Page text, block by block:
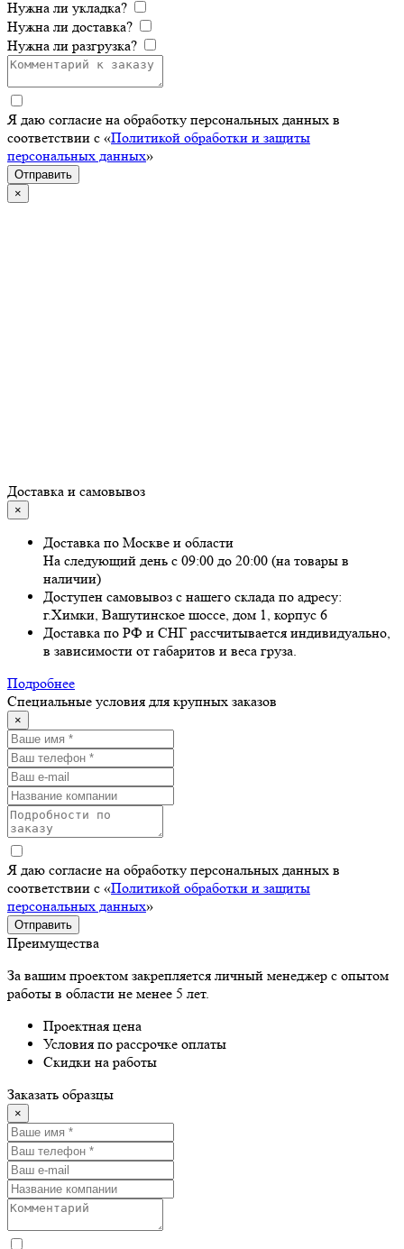
Нужна ли укладка?
Нужна ли доставка?
Нужна ли разгрузка?
Я даю согласие на обработку персональных данных в
соответствии с «Политикой обработки и защиты
персональных данных»
Отправить
×
Доставка и самовывоз
×
Доставка по Москве и области
На следующий день с 09:00 до 20:00 (на товары в
наличии)
Доступен самовывоз с нашего склада по адресу:
г.Химки, Вашутинское шоссе, дом 1, корпус 6
Доставка по РФ и СНГ рассчитывается индивидуально,
в зависимости от габаритов и веса груза.
Подробнее
Специальные условия для крупных заказов
×
Я даю согласие на обработку персональных данных в
соответствии с «Политикой обработки и защиты
персональных данных»
Отправить
Преимущества
За вашим проектом закрепляется личный менеджер с опытом
работы в области не менее 5 лет.
Проектная цена
Условия по рассрочке оплаты
Скидки на работы
Заказать образцы
×